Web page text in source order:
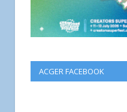
ACGER FACEBOOK